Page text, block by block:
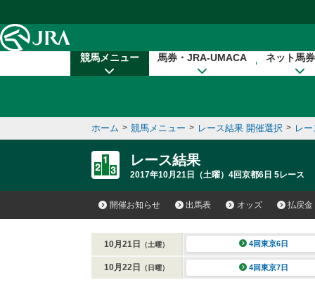
競馬メニュー 馬券・JRA-UMACA ネット馬
ホーム > 競馬メニュー > レース結果 開催選択 > レ
レース結果
2017年10月21日（土曜）4回京都6日 5レース
開催お知らせ 出馬表 オッズ 払戻金
10月21日 （土曜） 4回東京6日
10月22日 （日曜） 4回東京7日